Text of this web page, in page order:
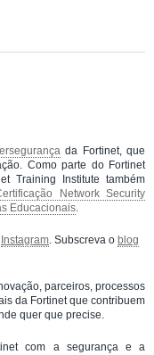
da Fortinet, que
Como parte do Fortinet
Training Institute também
Network Security
Educacionais.
Instagram. Subscreva o blog
parceiros, processos
da Fortinet que contribuem
quer que precise.
com a segurança e a